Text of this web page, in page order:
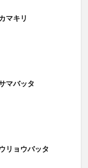
マキリ
マバッタ
リョウバッタ